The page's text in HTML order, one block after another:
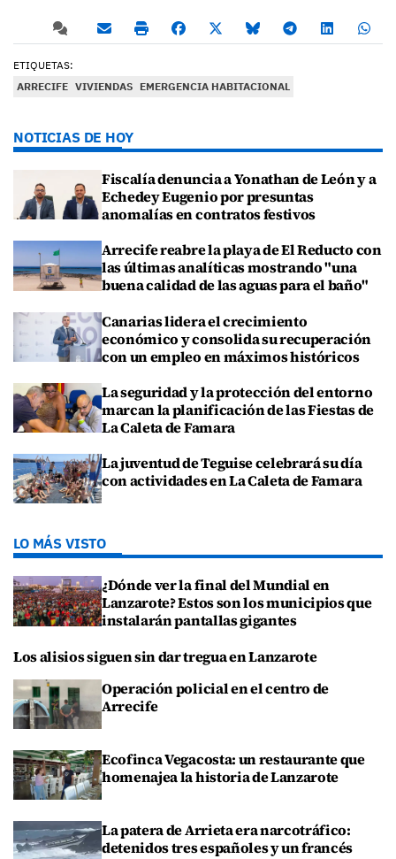
ETIQUETAS:
ARRECIFE VIVIENDAS EMERGENCIA HABITACIONAL
NOTICIAS DE HOY
Fiscalía denuncia a Yonathan de León y a
Echedey Eugenio por presuntas
anomalías en contratos festivos
Arrecife reabre la playa de El Reducto con
las últimas analíticas mostrando "una
buena calidad de las aguas para el baño"
Canarias lidera el crecimiento
económico y consolida su recuperación
con un empleo en máximos históricos
La seguridad y la protección del entorno
marcan la planificación de las Fiestas de
La Caleta de Famara
La juventud de Teguise celebrará su día
con actividades en La Caleta de Famara
LO MÁS VISTO
¿Dónde ver la final del Mundial en
Lanzarote? Estos son los municipios que
instalarán pantallas gigantes
Los alisios siguen sin dar tregua en Lanzarote
Operación policial en el centro de
Arrecife
Ecofinca Vegacosta: un restaurante que
homenajea la historia de Lanzarote
La patera de Arrieta era narcotráfico:
detenidos tres españoles y un francés